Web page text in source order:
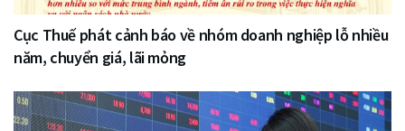
Cục Thuế phát cảnh báo về nhóm doanh nghiệp lỗ nhiều
năm, chuyển giá, lãi mỏng